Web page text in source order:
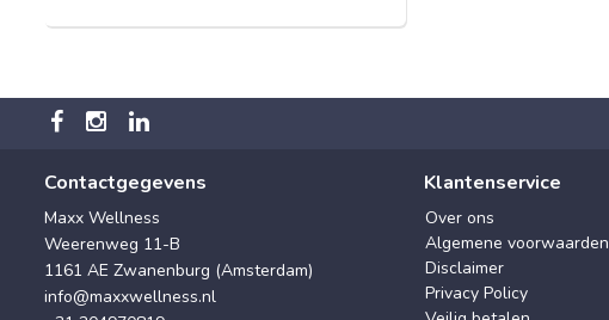
Contactgegevens
Maxx Wellness
Weerenweg 11-B
1161 AE Zwanenburg (Amsterdam)
info@maxxwellness.nl
Klantenservice
Over ons
Algemene voorwaarden
Disclaimer
Privacy Policy